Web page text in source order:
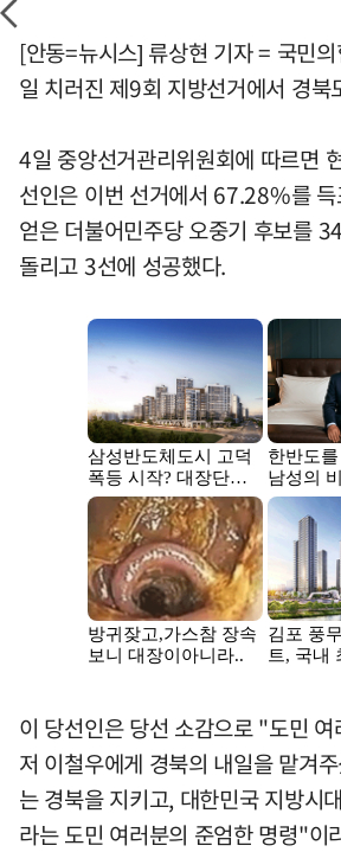
[안동=뉴시스] 류상현 기자 = 국민
일 치러진 제9회 지방선거에서 경북
4일 중앙선거관리위원회에 따르면
선인은 이번 선거에서 67.28%를
얻은 더불어민주당 오중기 후보를
돌리고 3선에 성공했다.
이 당선인은 당선 소감으로 "도민
저 이철우에게 경북의 내일을 맡겨
는 경북을 지키고, 대한민국 지방시
라는 도민 여러분의 준엄한 명령"이